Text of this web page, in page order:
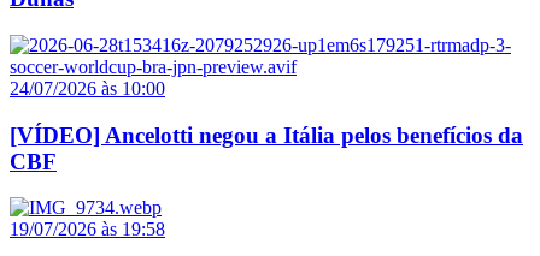
24/07/2026 às 10:00
[VÍDEO] Ancelotti negou a Itália pelos benefícios da
CBF
19/07/2026 às 19:58